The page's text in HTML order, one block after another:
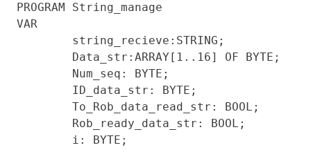
PROGRAM String_manage
VAR